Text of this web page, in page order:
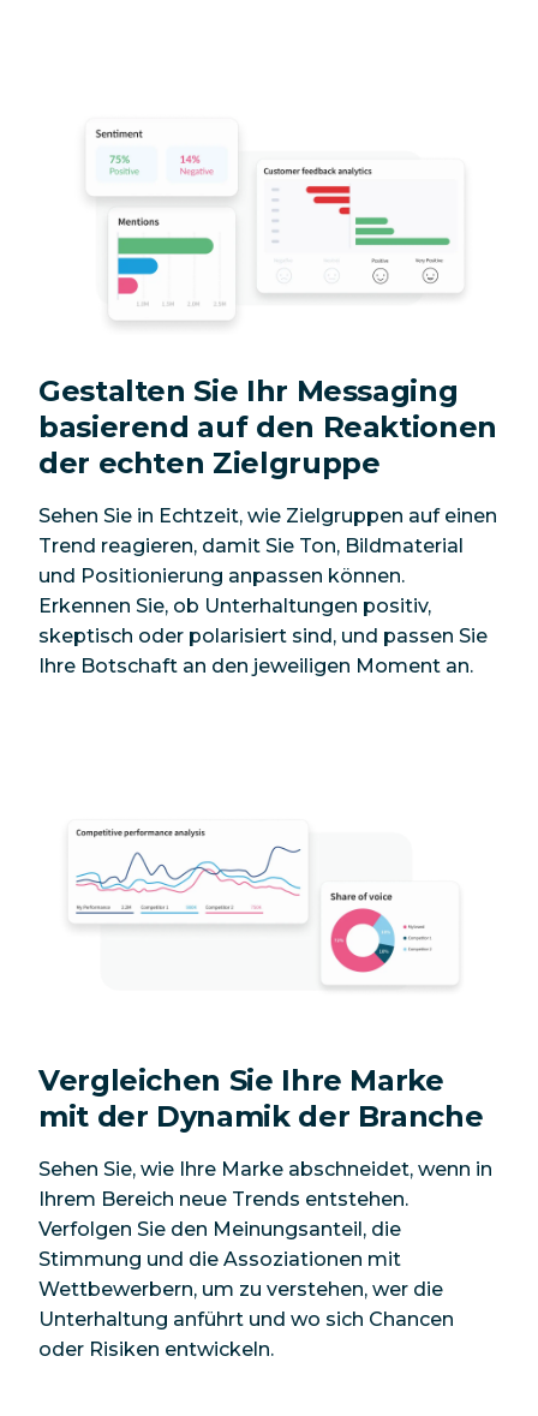
Gestalten Sie Ihr Messaging
basierend auf den Reaktionen
der echten Zielgruppe
Sehen Sie in Echtzeit, wie Zielgruppen auf einen
Trend reagieren, damit Sie Ton, Bildmaterial
und Positionierung anpassen können.
Erkennen Sie, ob Unterhaltungen positiv,
skeptisch oder polarisiert sind, und passen Sie
Ihre Botschaft an den jeweiligen Moment an.
Vergleichen Sie Ihre Marke
mit der Dynamik der Branche
Sehen Sie, wie Ihre Marke abschneidet, wenn in
Ihrem Bereich neue Trends entstehen.
Verfolgen Sie den Meinungsanteil, die
Stimmung und die Assoziationen mit
Wettbewerbern, um zu verstehen, wer die
Unterhaltung anführt und wo sich Chancen
oder Risiken entwickeln.